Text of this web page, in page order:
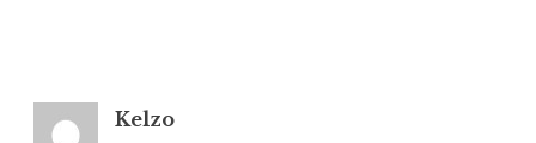
Kelzo